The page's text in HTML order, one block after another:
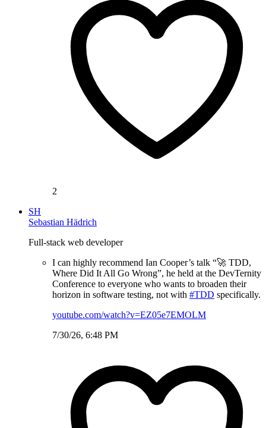
2
SH
Sebastian Hädrich
Full-stack web developer
I can highly recommend Ian Cooper’s talk “🚀 TDD,
Where Did It All Go Wrong”, he held at the DevTernity
Conference to everyone who wants to broaden their
horizon in software testing, not with #TDD specifically.
youtube.com/watch?v=EZ05e7EMOLM
7/30/26, 6:48 PM